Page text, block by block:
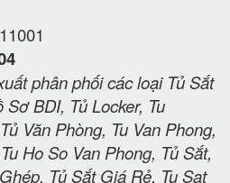
phân phối các loại Tủ Sắt
BDI, Tủ Locker, Tu
Văn Phòng, Tu Van Phong,
Ho So Van Phong, Tủ Sắt,
Tủ Sắt Giá Rẻ, Tu Sat